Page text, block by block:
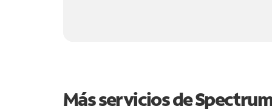
Más servicios de